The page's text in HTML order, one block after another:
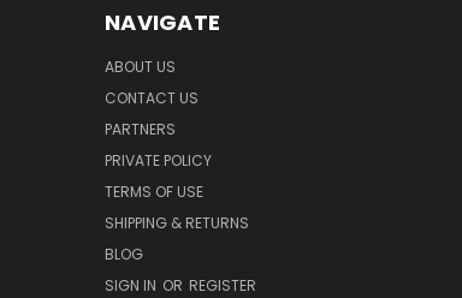
NAVIGATE
ABOUT US
CONTACT US
PARTNERS
PRIVATE POLICY
TERMS OF USE
SHIPPING & RETURNS
BLOG
SIGN IN OR REGISTER